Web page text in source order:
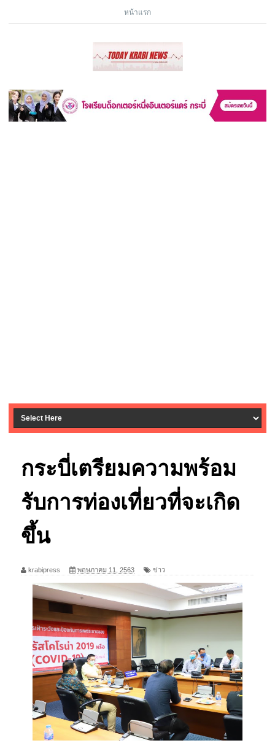
หน้าแรก
กระบี่เตรียมความพร้อม
รับการท่องเที่ยวที่จะเกิด
ขึ้น
krabipress พฤษภาคม 11, 2563 ข่าว